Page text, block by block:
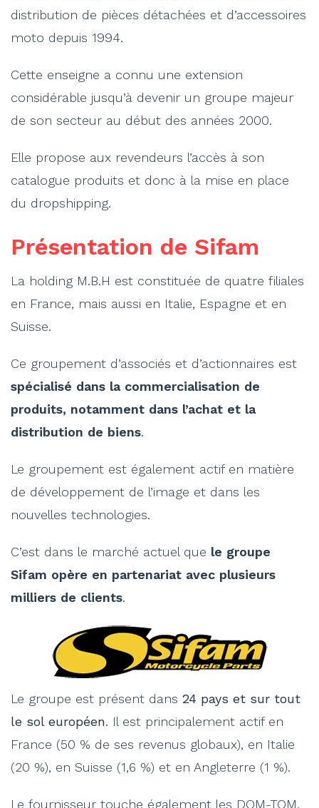
distribution de pièces détachées et d’accessoires
moto depuis 1994.
Cette enseigne a connu une extension
considérable jusqu’à devenir un groupe majeur
de son secteur au début des années 2000.
Elle propose aux revendeurs l’accès à son
catalogue produits et donc à la mise en place
du dropshipping.
Présentation de Sifam
La holding M.B.H est constituée de quatre filiales
en France, mais aussi en Italie, Espagne et en
Suisse.
Ce groupement d’associés et d’actionnaires est
spécialisé dans la commercialisation de
produits, notamment dans l’achat et la
distribution de biens.
Le groupement est également actif en matière
de développement de l’image et dans les
nouvelles technologies.
C’est dans le marché actuel que le groupe
Sifam opère en partenariat avec plusieurs
milliers de clients.
Le groupe est présent dans 24 pays et sur tout
le sol européen. Il est principalement actif en
France (50 % de ses revenus globaux), en Italie
(20 %), en Suisse (1,6 %) et en Angleterre (1 %).
Le fournisseur touche également les DOM-TOM,